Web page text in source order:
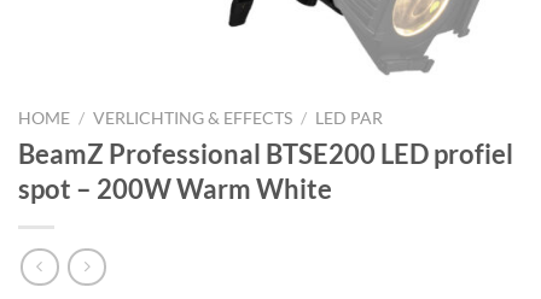
HOME / VERLICHTING & EFFECTS / LED PAR
BeamZ Professional BTSE200 LED profiel
spot – 200W Warm White